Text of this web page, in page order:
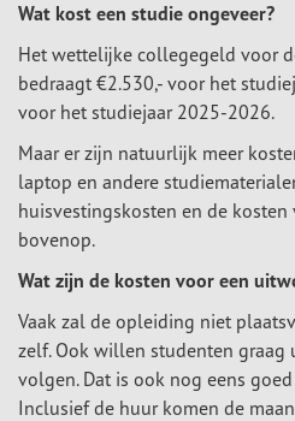
Wat kost een studie ongeveer?
Het wettelijke collegegeld voor
bedraagt €2.530,- voor het
voor het studiejaar 2025-2026.
Maar er zijn natuurlijk meer
laptop en andere
huisvestingskosten en de
bovenop.
Wat zijn de kosten voor een
Vaak zal de opleiding niet
zelf. Ook willen studenten graag
volgen. Dat is ook nog eens
Inclusief de huur komen de